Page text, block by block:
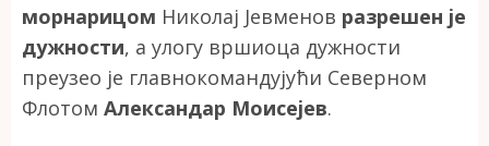
морнарицом Николај Јевменов разрешен је
дужности, а улогу вршиоца дужности
преузео је главнокомандујући Северном
Флотом Александар Моисејев.